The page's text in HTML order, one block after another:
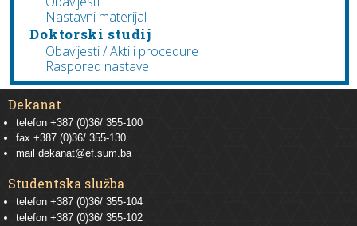
Nastavni materijal
Doktorski studij
Obavijesti / Akti i procedure
Raspored nastave
Dekanat
telefon +387 (0)36/ 355-100
fax +387 (0)36/ 355-130
mail dekanat@ef.sum.ba
Studentska služba
telefon +387 (0)36/ 355-104
telefon +387 (0)36/ 355-102